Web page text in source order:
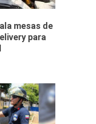
mesas de
para